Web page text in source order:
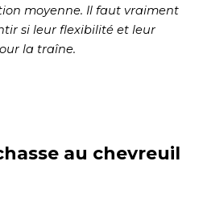
moyenne. Il faut vraiment
si leur flexibilité et leur
la traîne.
au chevreuil